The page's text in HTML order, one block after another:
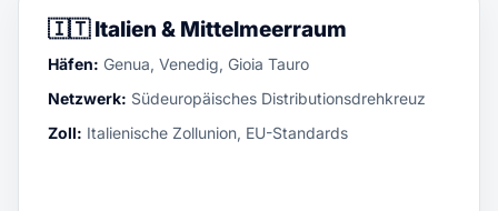
🇮🇹Italien & Mittelmeerraum
Häfen: Genua, Venedig, Gioia Tauro
Netzwerk: Südeuropäisches Distributionsdrehkreuz
Zoll: Italienische Zollunion, EU-Standards